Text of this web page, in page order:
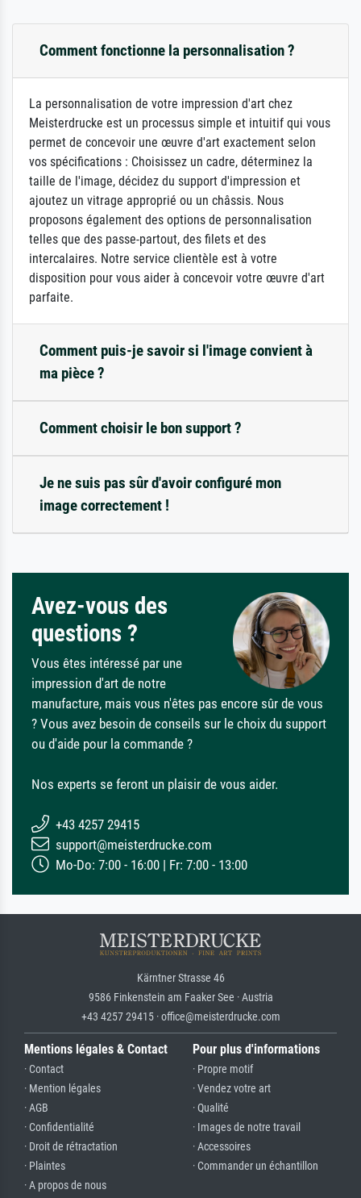
Comment fonctionne la personnalisation ?
La personnalisation de votre impression d'art chez
Meisterdrucke est un processus simple et intuitif qui vous
permet de concevoir une œuvre d'art exactement selon
vos spécifications : Choisissez un cadre, déterminez la
taille de l'image, décidez du support d'impression et
ajoutez un vitrage approprié ou un châssis. Nous
proposons également des options de personnalisation
telles que des passe-partout, des filets et des
intercalaires. Notre service clientèle est à votre
disposition pour vous aider à concevoir votre œuvre d'art
parfaite.
Comment puis-je savoir si l'image convient à
ma pièce ?
Comment choisir le bon support ?
Je ne suis pas sûr d'avoir configuré mon
image correctement !
Avez-vous des
questions ?
Vous êtes intéressé par une
impression d'art de notre
manufacture, mais vous n'êtes pas encore sûr de vous
? Vous avez besoin de conseils sur le choix du support
ou d'aide pour la commande ?
Nos experts se feront un plaisir de vous aider.
+43 4257 29415
support@meisterdrucke.com
Mo-Do: 7:00 - 16:00 | Fr: 7:00 - 13:00
Kärntner Strasse 46
9586 Finkenstein am Faaker See · Austria
+43 4257 29415 · office@meisterdrucke.com
Mentions légales & Contact
· Contact
· Mention légales
· AGB
· Confidentialité
· Droit de rétractation
· Plaintes
· A propos de nous
Pour plus d'informations
· Propre motif
· Vendez votre art
· Qualité
· Images de notre travail
· Accessoires
· Commander un échantillon